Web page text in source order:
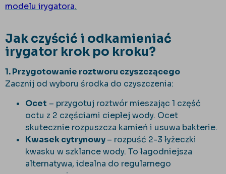
modelu irygatora.
Jak czyścić i odkamieniać
irygator krok po kroku?
1. Przygotowanie roztworu czyszczącego
Zacznij od wyboru środka do czyszczenia:
Ocet – przygotuj roztwór mieszając 1 część
octu z 2 częściami ciepłej wody. Ocet
skutecznie rozpuszcza kamień i usuwa bakterie.
Kwasek cytrynowy– rozpuść 2-3 łyżeczki
kwasku w szklance wody. To łagodniejsza
alternatywa, idealna do regularnego